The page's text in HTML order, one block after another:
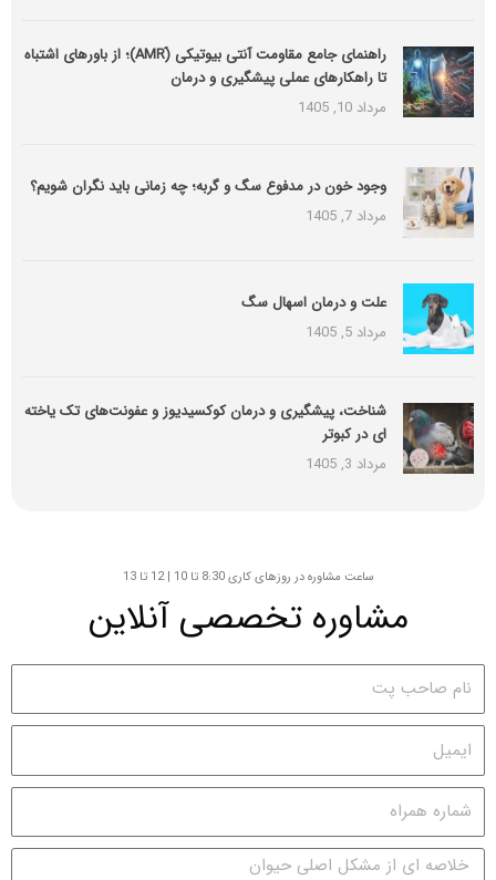
راهنمای جامع مقاومت آنتی بیوتیکی (َAMR)؛ از باورهای اشتباه
تا راهکارهای عملی پیشگیری و درمان
مرداد 10, 1405
وجود خون در مدفوع سگ و گربه؛ چه زمانی باید نگران شویم؟
مرداد 7, 1405
علت و درمان اسهال سگ
مرداد 5, 1405
شناخت، پیشگیری و درمان کوکسیدیوز و عفونت‌های تک یاخته
ای در کبوتر
مرداد 3, 1405
ساعت مشاوره در روزهای کاری 8:30 تا 10 | 12 تا 13
مشاوره تخصصی آنلاین